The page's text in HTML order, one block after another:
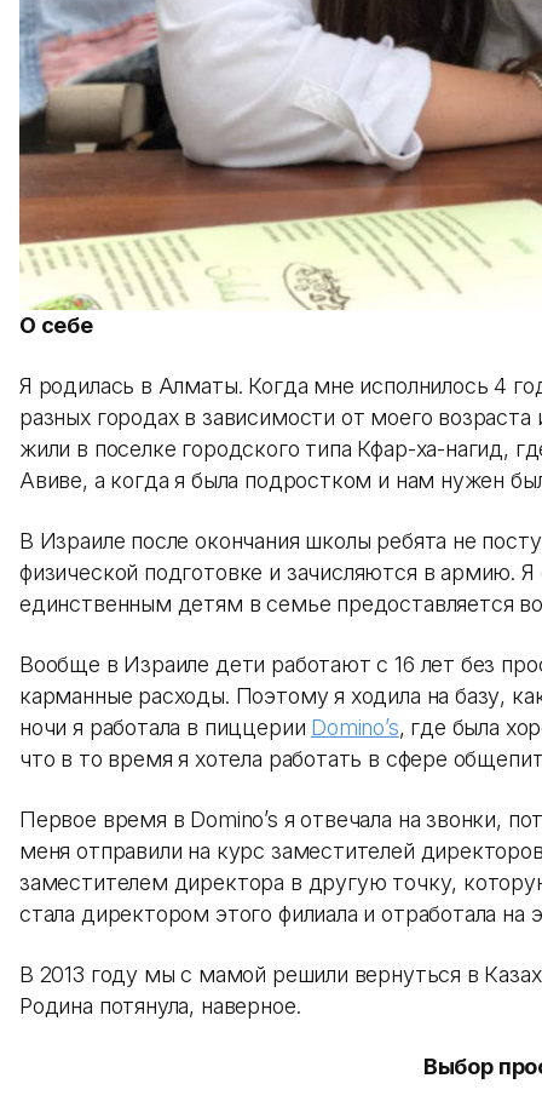
О себе
Я родилась в Алматы. Когда мне исполнилось 4
разных городах в зависимости от моего
жили в поселке городского типа Кфар-ха-нагид,
Авиве, а когда я была подростком и нам нужен
В Израиле после окончания школы ребята не
физической подготовке и зачисляются в армию. Я
единственным детям в семье предоставляется
Вообще в Израиле дети работают с 16 лет без
карманные расходы. Поэтому я ходила на базу,
ночи я работала в пиццерии Domino’s, где была
что в то время я хотела работать в сфере
Первое время в Domino’s я отвечала на звонки,
меня отправили на курс заместителей
заместителем директора в другую точку,
стала директором этого филиала и отработала на
В 2013 году мы с мамой решили вернуться в
Родина потянула, наверное.
Выбор